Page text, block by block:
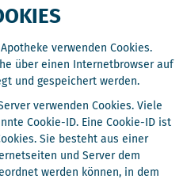
verwenden Cookies.
über einen Internetbrowser auf
und gespeichert werden.
verwenden Cookies. Viele
Cookie-ID. Eine Cookie-ID ist
Sie besteht aus einer
und Server dem
werden können, in dem